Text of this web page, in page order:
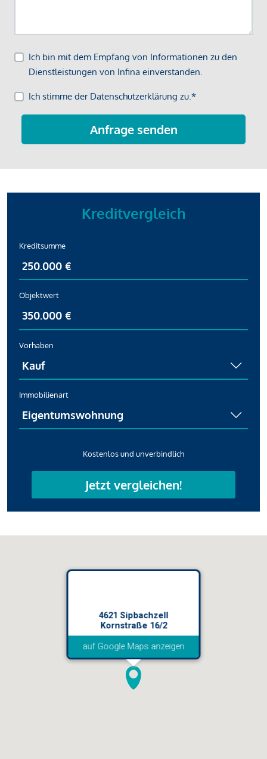
Kreditvergleich
Kreditsumme
Objektwert
Vorhaben
Immobilienart
Kostenlos und unverbindlich
Jetzt vergleichen!
4621 Sipbachzell
Kornstraße 16/2
auf Google Maps anzeigen